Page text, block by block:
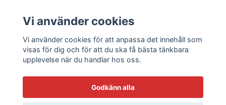
Byten & Returer
Kontakta oss
Vi använder cookies
Vi använder cookies för att anpassa det innehåll som
visas för dig och för att du ska få bästa tänkbara
upplevelse när du handlar hos oss.
Godkänn alla